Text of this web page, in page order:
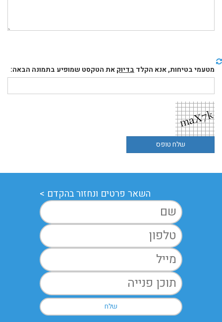
מטעמי בטיחות, אנא הקלד בדיוקאת הטקסט שמופיע בתמונה הבאה:
השאר פרטים ונחזור בהקדם >